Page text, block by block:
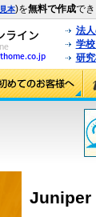
見本)を無料で作成で
法
学
研
Juniper